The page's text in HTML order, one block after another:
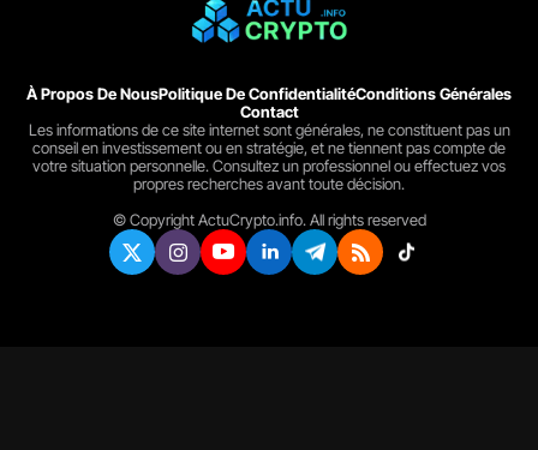
À Propos De NousPolitique De ConfidentialitéConditions Générales
Contact
Les informations de ce site internet sont générales, ne constituent pas un
conseil en investissement ou en stratégie, et ne tiennent pas compte de
votre situation personnelle. Consultez un professionnel ou effectuez vos
propres recherches avant toute décision.
© Copyright ActuCrypto.info. All rights reserved